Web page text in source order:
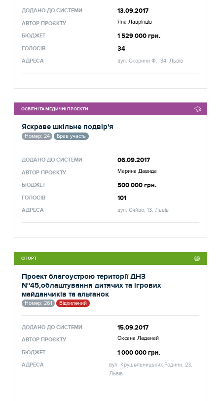
ДОДАНО ДО СИСТЕМИ 13.09.2017
АВТОР ПРОЄКТУ Яна Лаврінців
БЮДЖЕТ 1 529 000 грн.
ГОЛОСІВ 34
АДРЕСА вул. Скорини Ф., 34, Львів
ОСВІТНІ ТА МЕДИЧНІ ПРОЕКТИ
Яскраве шкільне подвір'я
Номер: 24 Брав участь
ДОДАНО ДО СИСТЕМИ 06.09.2017
АВТОР ПРОЄКТУ Марина Давида
БЮДЖЕТ 500 000 грн.
ГОЛОСІВ 101
АДРЕСА вул. Сяйво, 13, Львів
СПОРТ
Проект благоустрою території ДНЗ
№45,облаштування дитячих та ігрових
майданчиків та альтанок
Номер: 261 Відхилений
ДОДАНО ДО СИСТЕМИ 15.09.2017
АВТОР ПРОЄКТУ Оксана Ладанай
БЮДЖЕТ 1 000 000 грн.
АДРЕСА
вул. Крушельницьких Родини, 23,
Львів